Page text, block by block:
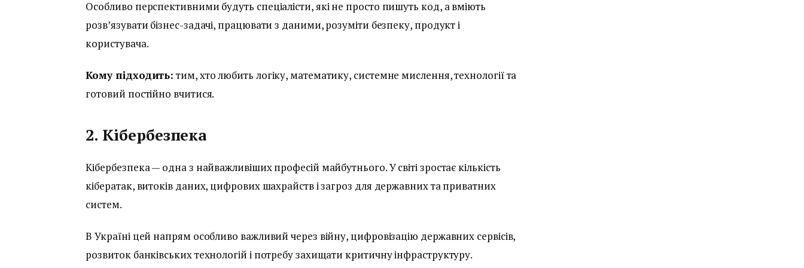
Особливо перспективними будуть спеціалісти, які не просто пишуть код, а вміють
розв’язувати бізнес-задачі, працювати з даними, розуміти безпеку, продукт і
користувача.
Кому підходить: тим, хто любить логіку, математику, системне мислення, технології та
готовий постійно вчитися.
2. Кібербезпека
Кібербезпека — одна з найважливіших професій майбутнього. У світі зростає кількість
кібератак, витоків даних, цифрових шахрайств і загроз для державних та приватних
систем.
В Україні цей напрям особливо важливий через війну, цифровізацію державних сервісів,
розвиток банківських технологій і потребу захищати критичну інфраструктуру.